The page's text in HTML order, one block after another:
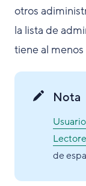
otros
la lista de
tiene al
Nota
de